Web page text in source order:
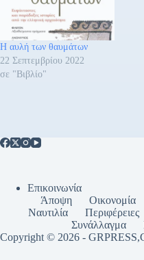
Η αυλή των θαυμάτων
22 Σεπτεμβρίου 2022
σε "Βιβλίο"
Επικοινωνία
Άποψη
Οικονομία
Ναυτιλία
Περιφέρειες
Συνάλλαγμα
Copyright © 2026 -